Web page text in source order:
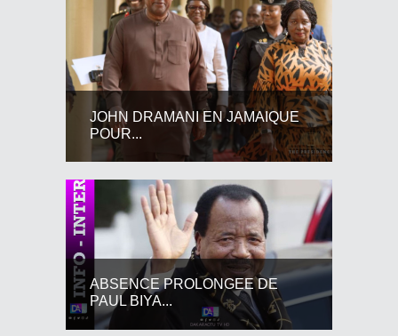
JOHN DRAMANI EN JAMAIQUE
POUR...
ABSENCE PROLONGEE DE
PAUL BIYA...